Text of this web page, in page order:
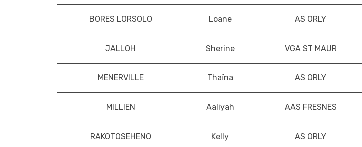
BORES LORSOLO Loane AS ORLY
JALLOH Sherine VGA ST MAUR
MENERVILLE Thaïna AS ORLY
MILLIEN Aaliyah AAS FRESNES
RAKOTOSEHENO Kelly AS ORLY